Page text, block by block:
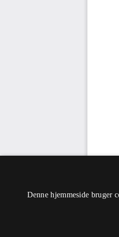
Denne hjemmeside bruger